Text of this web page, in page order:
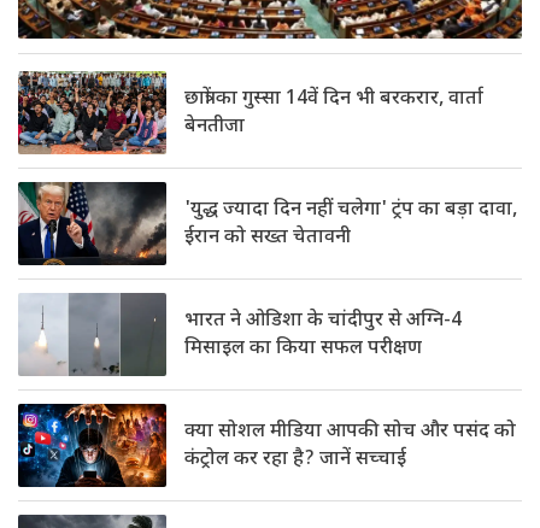
में
होगी
चर्चा,
शाह
का
आश्वासन
छात्रों का गुस्सा 14वें दिन भी बरकरार, वार्ता
बेनतीजा
'युद्ध ज्यादा दिन नहीं चलेगा' ट्रंप का बड़ा दावा,
ईरान को सख्त चेतावनी
भारत ने ओडिशा के चांदीपुर से अग्नि-4
मिसाइल का किया सफल परीक्षण
क्या सोशल मीडिया आपकी सोच और पसंद को
कंट्रोल कर रहा है? जानें सच्चाई